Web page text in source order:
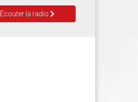
Écouter la radio